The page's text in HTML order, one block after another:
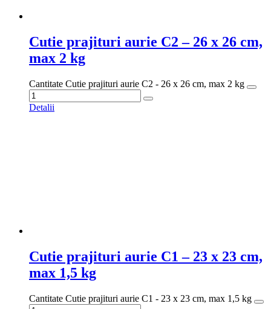
Cutie prajituri aurie C2 – 26 x 26 cm,
max 2 kg
Cantitate Cutie prajituri aurie C2 - 26 x 26 cm, max 2 kg
Detalii
Cutie prajituri aurie C1 – 23 x 23 cm,
max 1,5 kg
Cantitate Cutie prajituri aurie C1 - 23 x 23 cm, max 1,5 kg